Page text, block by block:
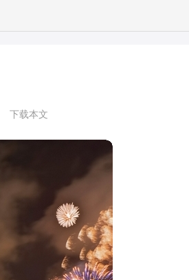
下载本文